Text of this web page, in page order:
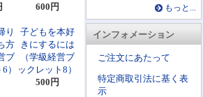
もっと...
インフォメーション
ご注文にあたって
特定商取引法に基く表
示
600円
り
方
ブ
）
子どもを本好
きにするには
（学級経営ブ
ックレット8）
500円